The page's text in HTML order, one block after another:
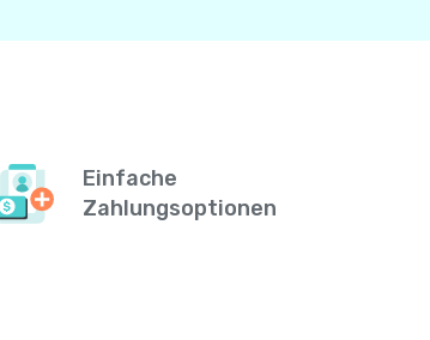
Einfache
Zahlungsoptionen